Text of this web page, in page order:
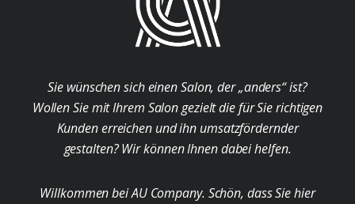
Sie wünschen sich einen Salon, der „anders“ ist?
Wollen Sie mit Ihrem Salon gezielt die für Sie richtigen
Kunden erreichen und ihn umsatzfördernder
gestalten? Wir können Ihnen dabei helfen.
Willkommen bei AU Company. Schön, dass Sie hier